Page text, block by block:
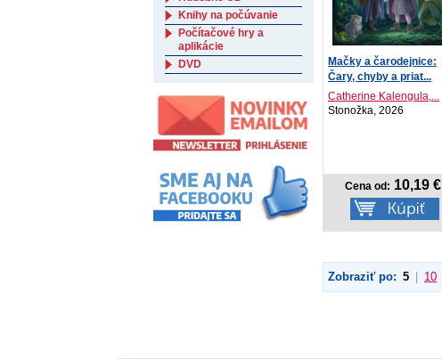
Mačky a čarodejnice:
Čary, chyby a priat...
Catherine Kalengula,...
Stonožka, 2026
Cena od: 10,19 €
Zobraziť po: 5 10
Knihy na počúvanie
Počítačové hry a
aplikácie
DVD